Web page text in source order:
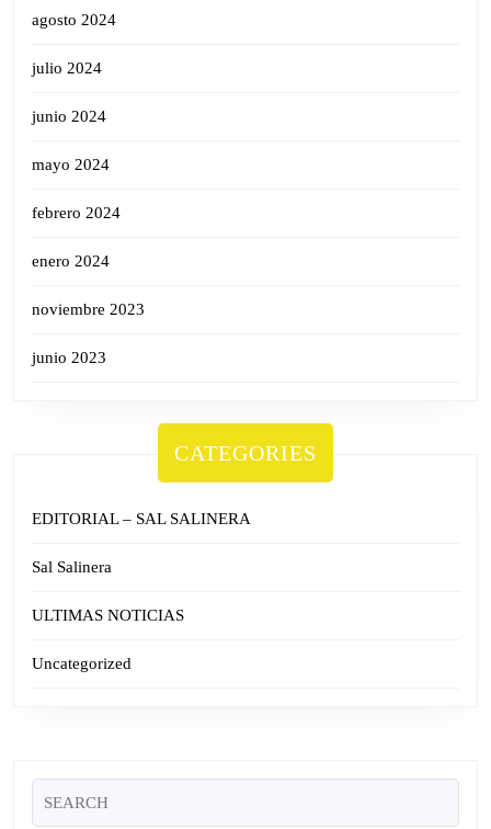
agosto 2024
julio 2024
junio 2024
mayo 2024
febrero 2024
enero 2024
noviembre 2023
junio 2023
CATEGORIES
EDITORIAL – SAL SALINERA
Sal Salinera
ULTIMAS NOTICIAS
Uncategorized
for: